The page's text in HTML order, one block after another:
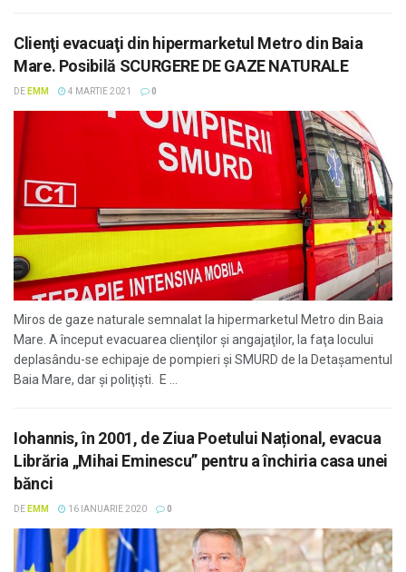
Clienţi evacuaţi din hipermarketul Metro din Baia
Mare. Posibilă SCURGERE DE GAZE NATURALE
DE EMM 4 MARTIE 2021 0
Miros de gaze naturale semnalat la hipermarketul Metro din Baia
Mare. A început evacuarea clienţilor şi angajaţilor, la faţa locului
deplasându-se echipaje de pompieri şi SMURD de la Detaşamentul
Baia Mare, dar şi poliţişti. E ...
Iohannis, în 2001, de Ziua Poetului Național, evacua
Librăria „Mihai Eminescu” pentru a închiria casa unei
bănci
DE EMM 16 IANUARIE 2020 0